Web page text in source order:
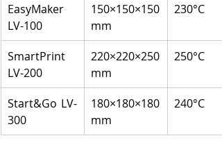
EasyMaker
LV-100
150×150×150
mm
230°C
SmartPrint
LV-200
220×220×250
mm
250°C
Start&Go LV-
300
180×180×180
mm
240°C